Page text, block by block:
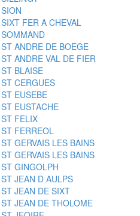
FER A CHEVAL
ANDRE DE BOEGE
ANDRE VAL DE FIER
BLAISE
CERGUES
EUSEBE
EUSTACHE
FELIX
FERREOL
GERVAIS LES BAINS
GERVAIS LES BAINS
GINGOLPH
JEAN D AULPS
JEAN DE SIXT
JEAN DE THOLOME